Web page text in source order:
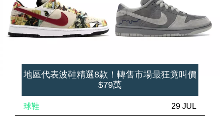
地區代表波鞋精選8款！轉售市場最狂竟叫價
$79萬
球鞋 29 JUL